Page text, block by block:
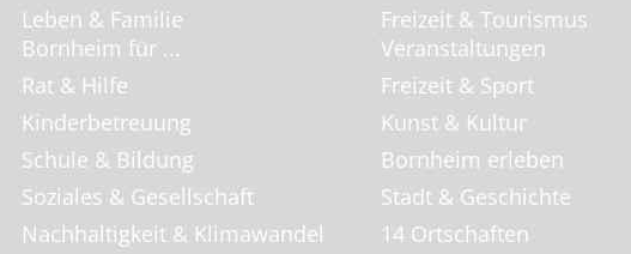
Leben & Familie
Bornheim für ...
Rat & Hilfe
Kinderbetreuung
Schule & Bildung
Soziales & Gesellschaft
Nachhaltigkeit & Klimawandel
Freizeit & Tourismus
Veranstaltungen
Freizeit & Sport
Kunst & Kultur
Bornheim erleben
Stadt & Geschichte
14 Ortschaften